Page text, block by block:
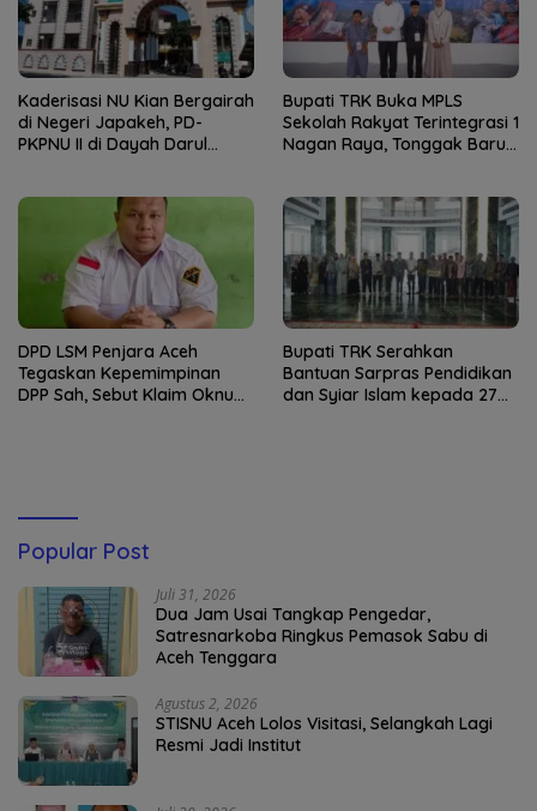
Kaderisasi NU Kian Bergairah
di Negeri Japakeh, PD-
PKPNU II di Dayah Darul
Bupati TRK Buka MPLS
Sekolah Rakyat Terintegrasi 1
Nagan Raya, Tonggak Baru
DPD LSM Penjara Aceh
Tegaskan Kepemimpinan
DPP Sah, Sebut Klaim Oknum
Bupati TRK Serahkan
Bantuan Sarpras Pendidikan
dan Syiar Islam kepada 27
Popular Post
Juli 31, 2026
Dua Jam Usai Tangkap Pengedar,
Satresnarkoba Ringkus Pemasok Sabu di
Aceh Tenggara
Agustus 2, 2026
STISNU Aceh Lolos Visitasi, Selangkah Lagi
Resmi Jadi Institut